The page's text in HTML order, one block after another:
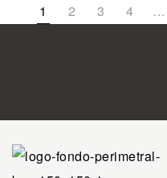
1 2 3 4 …